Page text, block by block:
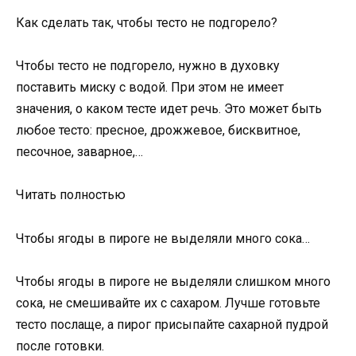
Как сделать так, чтобы тесто не подгорело?
Чтобы тесто не подгорело, нужно в духовку
поставить миску с водой. При этом не имеет
значения, о каком тесте идет речь. Это может быть
любое тесто: пресное, дрожжевое, бисквитное,
песочное, заварное,…
Читать полностью
Чтобы ягоды в пироге не выделяли много сока…
Чтобы ягоды в пироге не выделяли слишком много
сока, не смешивайте их с сахаром. Лучше готовьте
тесто послаще, а пирог присыпайте сахарной пудрой
после готовки.